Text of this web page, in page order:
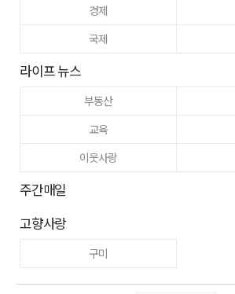
경제
국제
라이프 뉴스
부동산
교육
이웃사랑
주간매일
고향사랑
구미